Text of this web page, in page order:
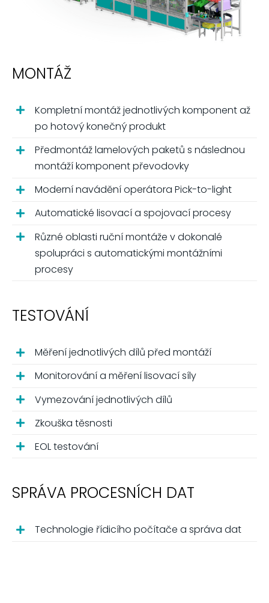
MONTÁŽ
Kompletní montáž jednotlivých komponent až
po hotový konečný produkt
Předmontáž lamelových paketů s následnou
montáží komponent převodovky
Moderní navádění operátora Pick-to-light
Automatické lisovací a spojovací procesy
Různé oblasti ruční montáže v dokonalé
spolupráci s automatickými montážními
procesy
TESTOVÁNÍ
Měření jednotlivých dílů před montáží
Monitorování a měření lisovací síly
Vymezování jednotlivých dílů
Zkouška těsnosti
EOL testování
SPRÁVA PROCESNÍCH DAT
Technologie řídicího počítače a správa dat